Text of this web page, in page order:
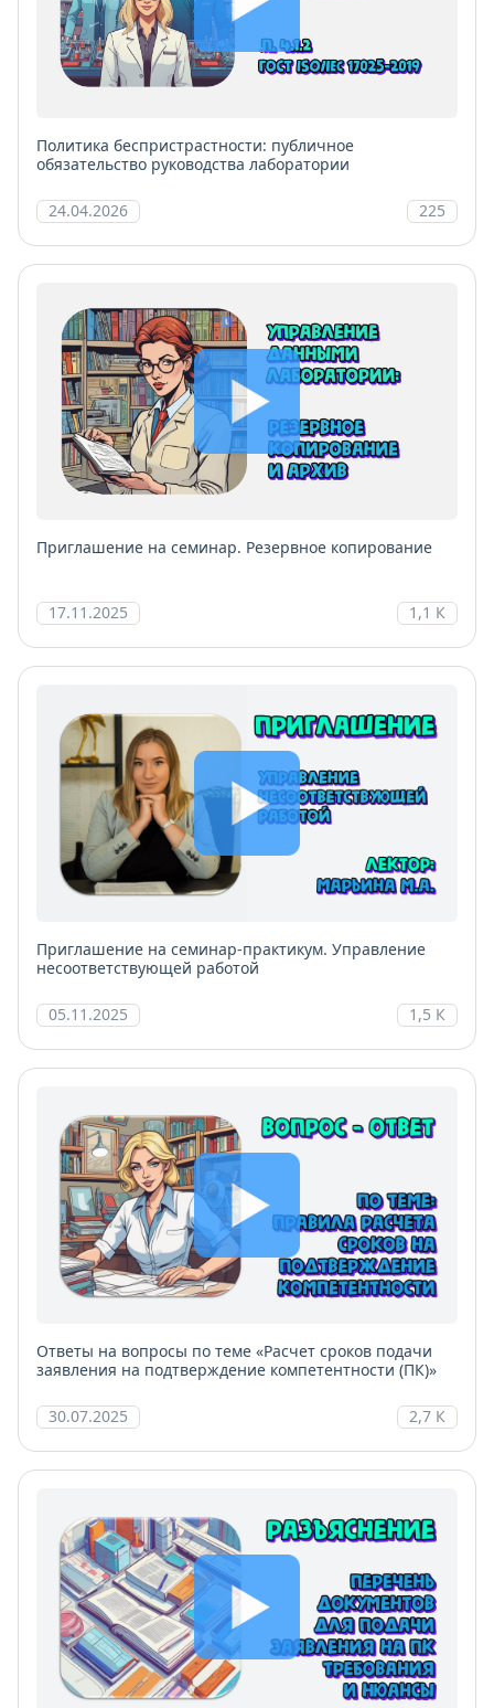
Политика беспристрастности: публичное
обязательство руководства лаборатории
24.04.2026 225
Приглашение на семинар. Резервное копирование
17.11.2025 1,1 К
Приглашение на семинар-практикум. Управление
несоответствующей работой
05.11.2025 1,5 К
Ответы на вопросы по теме «Расчет сроков подачи
заявления на подтверждение компетентности (ПК)»
30.07.2025 2,7 К